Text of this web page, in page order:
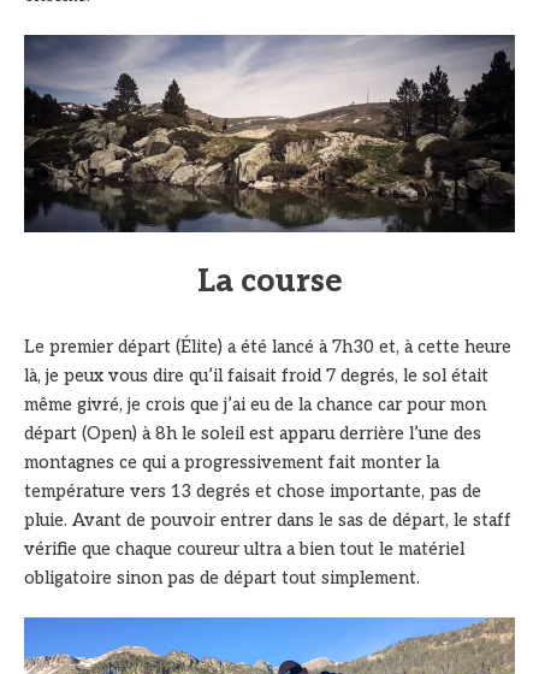
La course
Le premier départ (Élite) a été lancé à 7h30 et, à cette heure
là, je peux vous dire qu’il faisait froid 7 degrés, le sol était
même givré, je crois que j’ai eu de la chance car pour mon
départ (Open) à 8h le soleil est apparu derrière l’une des
montagnes ce qui a progressivement fait monter la
température vers 13 degrés et chose importante, pas de
pluie. Avant de pouvoir entrer dans le sas de départ, le staff
vérifie que chaque coureur ultra a bien tout le matériel
obligatoire sinon pas de départ tout simplement.